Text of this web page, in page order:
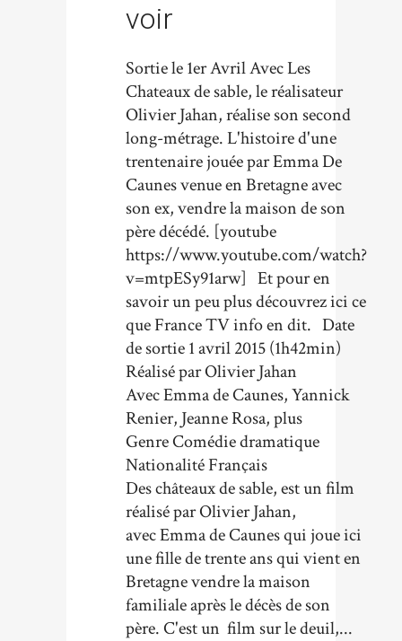
voir
Sortie le 1er Avril Avec Les
Chateaux de sable, le réalisateur
Olivier Jahan, réalise son second
long-métrage. L'histoire d'une
trentenaire jouée par Emma De
Caunes venue en Bretagne avec
son ex, vendre la maison de son
père décédé. [youtube
https://www.youtube.com/watch?
v=mtpESy91arw] Et pour en
savoir un peu plus découvrez ici ce
que France TV info en dit. Date
de sortie 1 avril 2015 (1h42min)
Réalisé par Olivier Jahan
Avec Emma de Caunes, Yannick
Renier, Jeanne Rosa, plus
Genre Comédie dramatique
Nationalité Français
Des châteaux de sable, est un film
réalisé par Olivier Jahan,
avec Emma de Caunes qui joue ici
une fille de trente ans qui vient en
Bretagne vendre la maison
familiale après le décès de son
père. C'est un film sur le deuil,...